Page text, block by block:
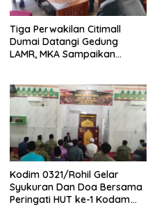
Tiga Perwakilan Citimall
Dumai Datangi Gedung
LAMR, MKA Sampaikan
Kodim 0321/Rohil Gelar
Syukuran Dan Doa Bersama
Peringati HUT ke-1 Kodam